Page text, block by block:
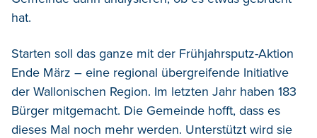
hat.
Starten soll das ganze mit der Frühjahrsputz-Aktion
Ende März – eine regional übergreifende Initiative
der Wallonischen Region. Im letzten Jahr haben 183
Bürger mitgemacht. Die Gemeinde hofft, dass es
dieses Mal noch mehr werden. Unterstützt wird sie